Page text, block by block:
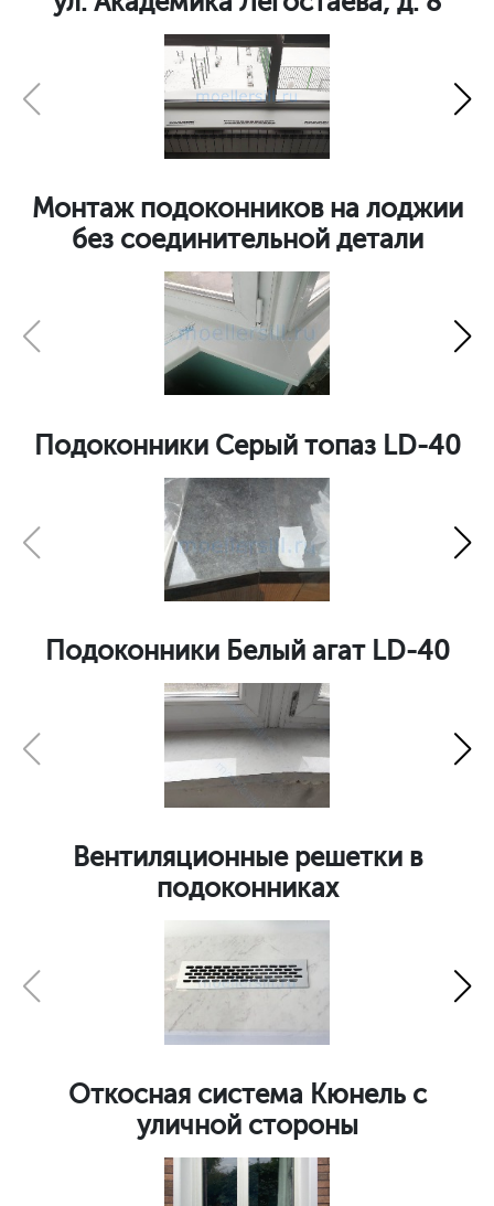
Монтаж подоконников на лоджии
без соединительной детали
Подоконники Серый топаз LD-40
Подоконники Белый агат LD-40
Вентиляционные решетки в
подоконниках
Откосная система Кюнель с
уличной стороны